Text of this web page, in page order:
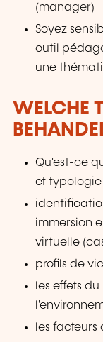
(manager)
Soyez
outil
une
WELCHE
Qu'est-ce
et typologie
immersion
virtuelle
profils de
les effets
les facteurs